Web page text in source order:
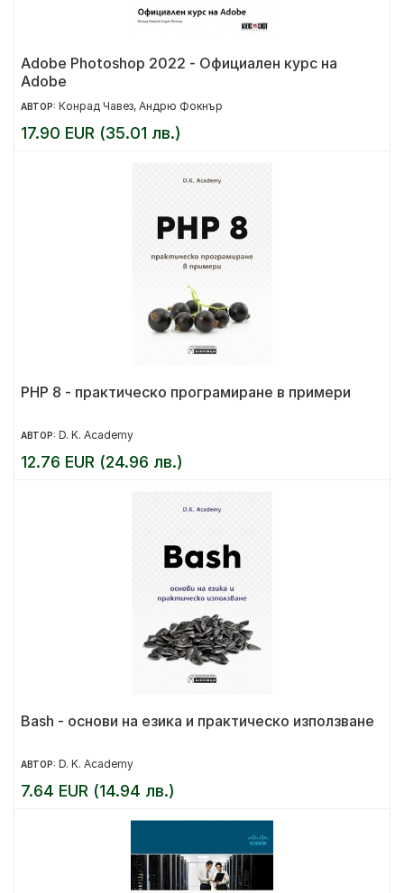
Adobe Photoshop 2022 - Официален курс на
Adobe
АВТОР: Конрад Чавез, Андрю Фокнър
17.90 EUR (35.01 лв.)
PHP 8 - практическо програмиране в примери
АВТОР: D. K. Academy
12.76 EUR (24.96 лв.)
Bash - основи на езика и практическо използване
АВТОР: D. K. Academy
7.64 EUR (14.94 лв.)